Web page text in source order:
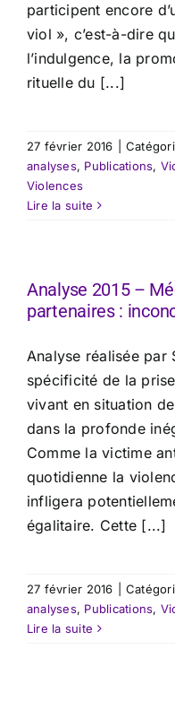
participent encore
viol », c’est-à-dire
l’indulgence, la
rituelle du [...]
27 février 2016
analyses, Publications,
Violences
Lire la suite
Analyse 2015 –
partenaires :
​Analyse réalisée par
spécificité de la
vivant en situation
dans la profonde
Comme la victime
quotidienne la
infligera
égalitaire. Cette [...]
27 février 2016
analyses, Publications,
Lire la suite